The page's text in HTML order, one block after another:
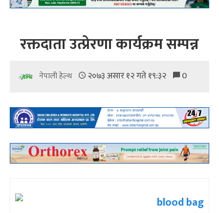
रक्तदाता उत्प्रेरणा कार्यक्रम सम्पन्न
नेपाली हेल्थ २०७३ असार १२ गते १९:३२ 0